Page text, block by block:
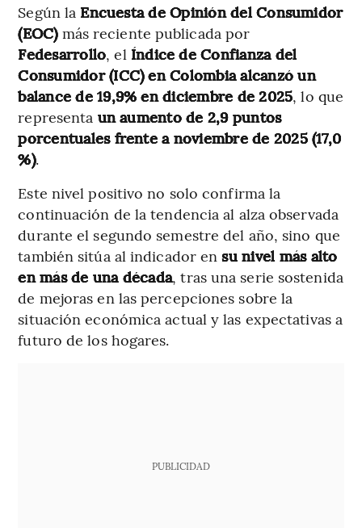
Según la Encuesta de Opinión del Consumidor
(EOC)más reciente publicada por
Fedesarrollo, el Índice de Confianza del
Consumidor (ICC) en Colombia alcanzó un
balance de 19,9% en diciembre de 2025, lo que
representa un aumento de 2,9 puntos
porcentuales frente a noviembre de 2025 (17,0
%).
Este nivel positivo no solo confirma la
continuación de la tendencia al alza observada
durante el segundo semestre del año, sino que
también sitúa al indicador ensu nivel más alto
en más de una década, tras una serie sostenida
de mejoras en las percepciones sobre la
situación económica actual y las expectativas a
futuro de los hogares.
PUBLICIDAD